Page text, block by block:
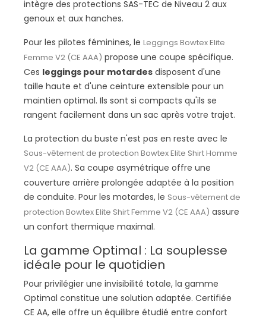
intègre des protections SAS-TEC de Niveau 2 aux
genoux et aux hanches.
Pour les pilotes féminines, le Leggings Bowtex Elite
Femme V2 (CE AAA) propose une coupe spécifique.
Ces leggings pour motardes disposent d'une
taille haute et d'une ceinture extensible pour un
maintien optimal. Ils sont si compacts qu'ils se
rangent facilement dans un sac après votre trajet.
La protection du buste n'est pas en reste avec le
Sous-vêtement de protection Bowtex Elite Shirt Homme
V2 (CE AAA). Sa coupe asymétrique offre une
couverture arrière prolongée adaptée à la position
de conduite. Pour les motardes, le Sous-vêtement de
protection Bowtex Elite Shirt Femme V2 (CE AAA) assure
un confort thermique maximal.
La gamme Optimal : La souplesse
idéale pour le quotidien
Pour privilégier une invisibilité totale, la gamme
Optimal constitue une solution adaptée. Certifiée
CE AA, elle offre un équilibre étudié entre confort